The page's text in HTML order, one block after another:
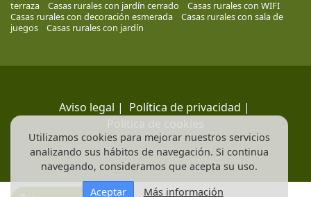
terraza
Casas rurales con jardín cerrado
Casas rurales con WIFI
Casas rurales con decoración esmerada
Casas rurales con sala de
juegos
Casas rurales con jardín
Aviso legal | Política de privacidad |
Política de cookies
Utilizamos cookies para mejorar nuestros servicios
analizando sus hábitos de navegación. Si continua
navegando, consideramos que acepta su uso.
Aceptar
Más información